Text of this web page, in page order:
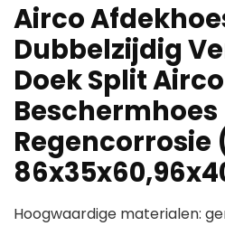
Airco
Dubbelzijdig
Doek Split Airco
Beschermhoes
Regencorrosie
Hoogwaardige materialen: